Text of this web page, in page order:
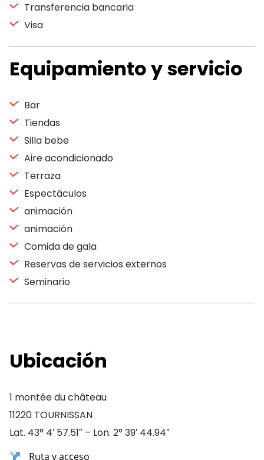
Transferencia bancaria
Visa
Equipamiento y servicio
Bar
Tiendas
Silla bebe
Aire acondicionado
Terraza
Espectáculos
animación
animación
Comida de gala
Reservas de servicios externos
Seminario
Ubicación
1 montée du château
11220 TOURNISSAN
Lat. 43° 4′ 57.51″ – Lon. 2° 39′ 44.94″
Ruta y acceso